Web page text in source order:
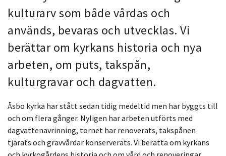
kulturarv som både vårdas och
används, bevaras och utvecklas. Vi
berättar om kyrkans historia och nya
arbeten, om puts, takspån,
kulturgravar och dagvatten.
Åsbo kyrka har stått sedan tidig medeltid men har byggts till
och om flera gånger. Nyligen har arbeten utförts med
dagvattenavrinning, tornet har renoverats, takspånen
tjärats och gravvårdar konserverats. Vi berätta om kyrkans